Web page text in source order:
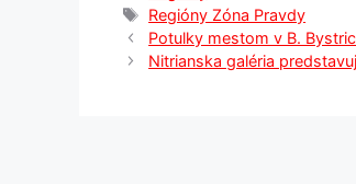
Značky
Regióny Zóna Pravdy
Potulky mestom v B.
Nitrianska galéria